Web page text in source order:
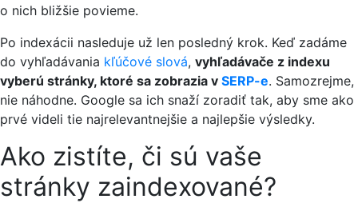
o nich bližšie povieme.
Po indexácii nasleduje už len posledný krok. Keď zadáme
do vyhľadávania kľúčové slová, vyhľadávače z indexu
vyberú stránky, ktoré sa zobrazia v SERP-e. Samozrejme,
nie náhodne. Google sa ich snaží zoradiť tak, aby sme ako
prvé videli tie najrelevantnejšie a najlepšie výsledky.
Ako zistíte, či sú vaše
stránky zaindexované?